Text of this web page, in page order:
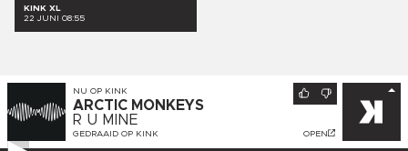
KINK XL
22 JUNI 08:55
NU OP KINK
ARCTIC MONKEYS
R U MINE
GEDRAAID OP KINK OPEN